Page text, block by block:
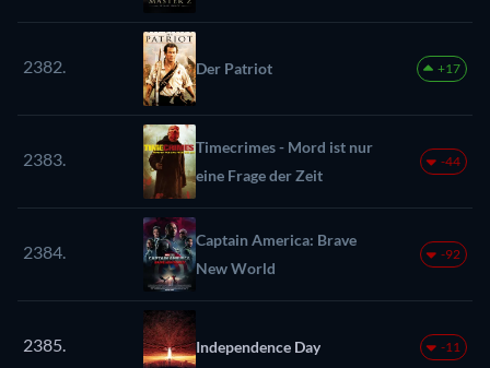
2382. Der Patriot +17
2383.
Timecrimes - Mord ist nur
eine Frage der Zeit
-44
2384.
Captain America: Brave
New World
-92
2385. Independence Day -11